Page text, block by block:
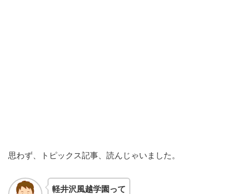
思わず、トピックス記事、読んじゃいました。
軽井沢風越学園 って